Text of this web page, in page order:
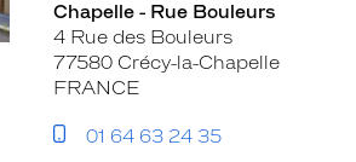
Chapelle - Rue Bouleurs
4 Rue des Bouleurs
77580 Crécy-la-Chapelle
FRANCE
01 64 63 24 35